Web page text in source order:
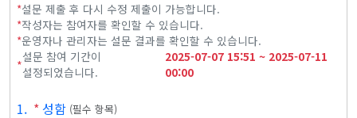
*설문 제출 후 다시 수정 제출이 가능합니다.
*작성자는 참여자를 확인할 수 있습니다.
*운영자나 관리자는 설문 결과를 확인할 수 있습니다.
*설문 참여 기간이
설정되었습니다.
2025-07-0715:51 ~ 2025-07-11
00:00
1. *성함 (필수 항목)